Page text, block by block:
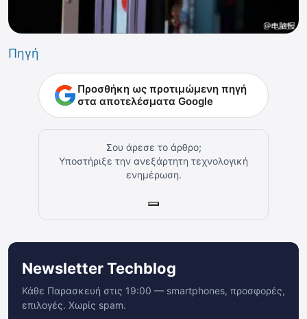
Πηγή
Προσθήκη ως προτιμώμενη πηγή
στα αποτελέσματα Google
Σου άρεσε το άρθρο;
Υποστήριξε την ανεξάρτητη τεχνολογική
ενημέρωση.
Newsletter Techblog
Κάθε Παρασκευή στις 19:00 — smartphones, προσφορές,
επιλογές. Χωρίς spam.